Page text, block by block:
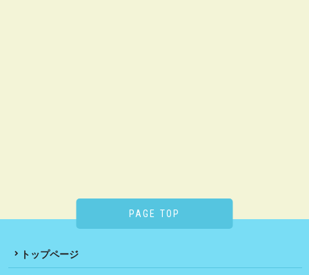
トップページ
PAGE TOP